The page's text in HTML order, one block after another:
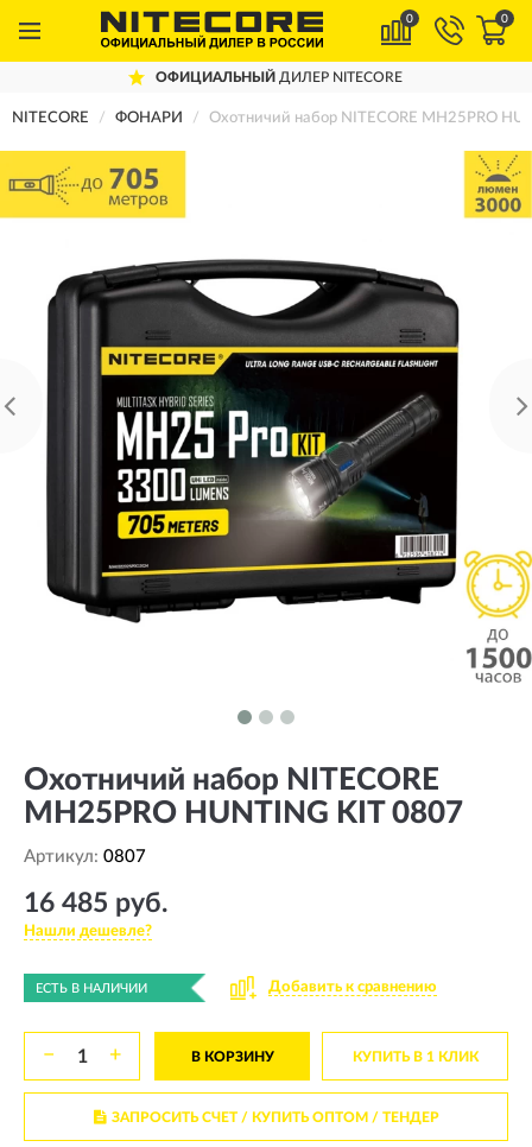
0 0
ОФИЦИАЛЬНЫЙДИЛЕР NITECORE
NITECORE ФОНАРИ Охотничий набор NITECORE MH25PRO
Охотничий набор NITECORE
MH25PRO HUNTING KIT 0807
Артикул: 0807
16 485 руб.
Нашли дешевле?
ЕСТЬ В НАЛИЧИИ Добавить к сравнению
− + В КОРЗИНУ КУПИТЬ В 1 КЛИК
ЗАПРОСИТЬ СЧЕТ / КУПИТЬ ОПТОМ/ ТЕНДЕР